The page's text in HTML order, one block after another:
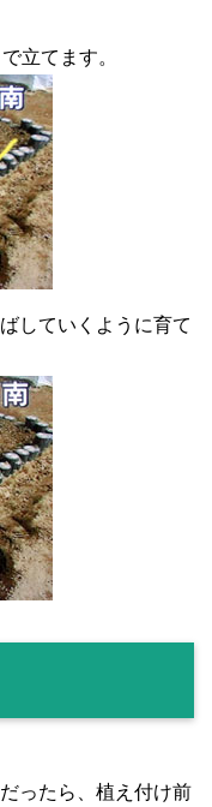
立てます。
していくように育て
ったら、植え付け前